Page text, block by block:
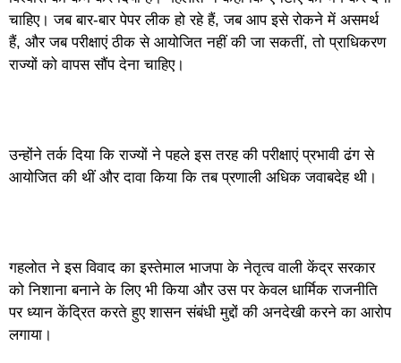
चाहिए। जब बार-बार पेपर लीक हो रहे हैं, जब आप इसे रोकने में असमर्थ
हैं, और जब परीक्षाएं ठीक से आयोजित नहीं की जा सकतीं, तो प्राधिकरण
राज्यों को वापस सौंप देना चाहिए।
उन्होंने तर्क दिया कि राज्यों ने पहले इस तरह की परीक्षाएं प्रभावी ढंग से
आयोजित की थीं और दावा किया कि तब प्रणाली अधिक जवाबदेह थी।
गहलोत ने इस विवाद का इस्तेमाल भाजपा के नेतृत्व वाली केंद्र सरकार
को निशाना बनाने के लिए भी किया और उस पर केवल धार्मिक राजनीति
पर ध्यान केंद्रित करते हुए शासन संबंधी मुद्दों की अनदेखी करने का आरोप
लगाया।